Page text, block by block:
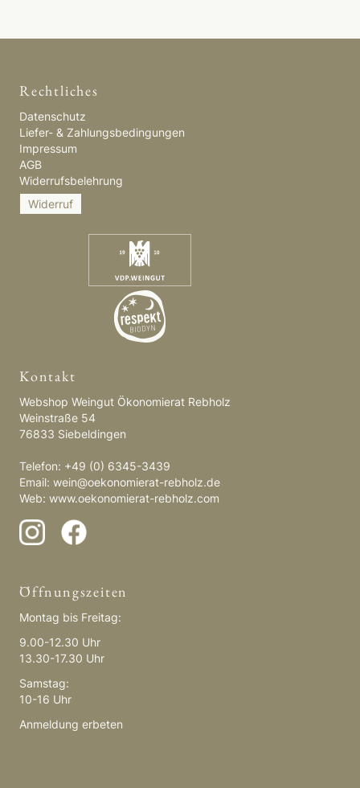
Rechtliches
Datenschutz
Liefer- & Zahlungsbedingungen
Impressum
AGB
Widerrufsbelehrung
Widerruf
Kontakt
Webshop Weingut Ökonomierat Rebholz
Weinstraße 54
76833 Siebeldingen
Telefon: +49 (0) 6345-3439
Email: wein@oekonomierat-rebholz.de
Web: www.oekonomierat-rebholz.com
Öffnungszeiten
Montag bis Freitag:
9.00-12.30 Uhr
13.30-17.30 Uhr
Samstag:
10-16 Uhr
Anmeldung erbeten